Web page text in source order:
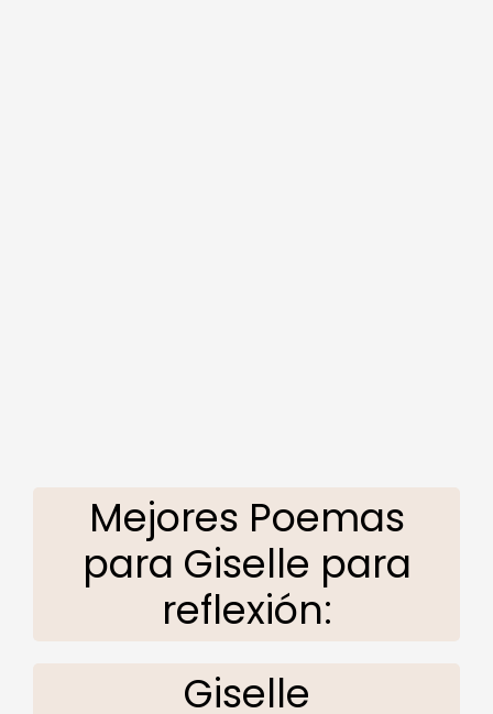
Mejores Poemas
para Giselle para
reflexión:
Giselle